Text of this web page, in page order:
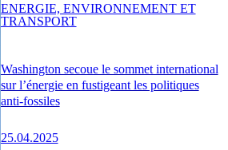
Washington secoue le sommet international
sur l’énergie en fustigeant les politiques
anti-fossiles
25.04.2025
ENERGIE, ENVIRONNEMENT ET
TRANSPORT